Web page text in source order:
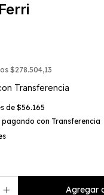
$278.504,13
Transferencia
de $56.165
pagando con Transferencia